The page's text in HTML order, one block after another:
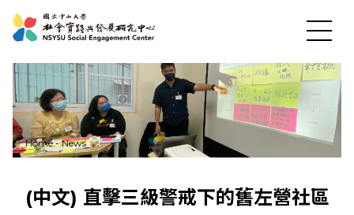
Home - News
(中文) 直擊三級警戒下的舊左營社區